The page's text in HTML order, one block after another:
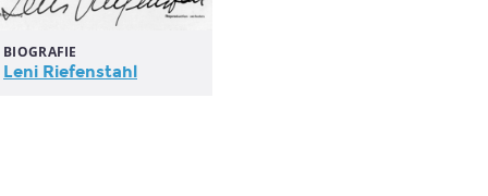
BIOGRAFIE
Leni Riefenstahl